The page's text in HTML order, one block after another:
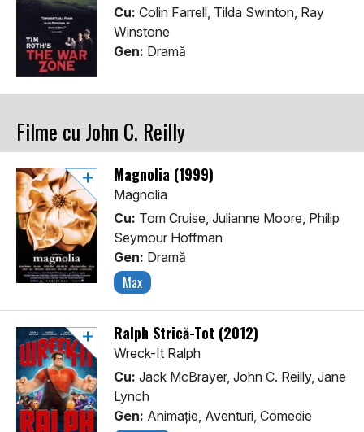
Cu: Colin Farrell, Tilda Swinton, Ray
Winstone
Gen: Dramă
Filme cu John C. Reilly
Magnolia (1999)
Magnolia
Cu: Tom Cruise, Julianne Moore, Philip
Seymour Hoffman
Gen: Dramă
Max
Ralph Strică-Tot (2012)
Wreck-It Ralph
Cu: Jack McBrayer, John C. Reilly, Jane
Lynch
Gen: Animaţie, Aventuri, Comedie